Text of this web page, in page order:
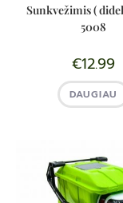
Sunkvežimis (
5008
€12.99
DAUGIAU